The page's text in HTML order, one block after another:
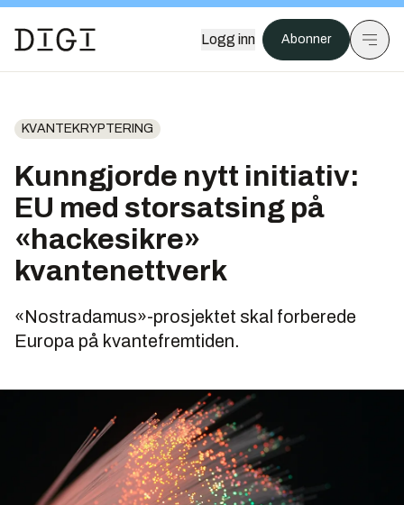
Logg inn Abonner
KVANTEKRYPTERING
Kunngjorde nytt initiativ:
EU med storsatsing på
«hackesikre»
kvantenettverk
«Nostradamus»-prosjektet skal forberede
Europa på kvantefremtiden.